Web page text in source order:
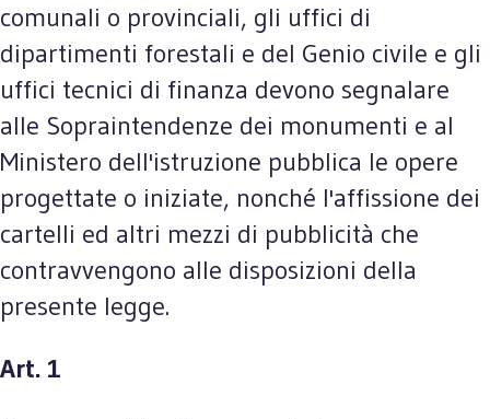
comunali o provinciali, gli uffici di
dipartimenti forestali e del Genio civile e gli
uffici tecnici di finanza devono segnalare
alle Sopraintendenze dei monumenti e al
Ministero dell'istruzione pubblica le opere
progettate o iniziate, nonché l'affissione dei
cartelli ed altri mezzi di pubblicità che
contravvengono alle disposizioni della
presente legge.
Art. 1